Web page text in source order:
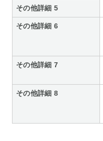
その他詳細 5
その他詳細 6
その他詳細 7
その他詳細 8